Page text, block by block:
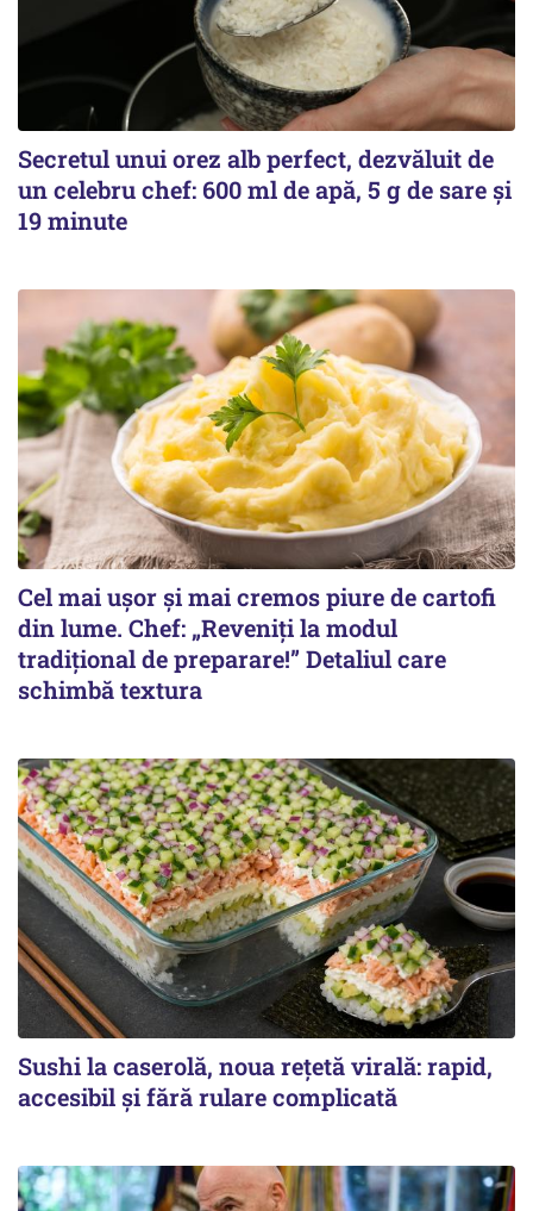
Secretul unui orez alb perfect, dezvăluit de
un celebru chef: 600 ml de apă, 5 g de sare și
19 minute
Cel mai ușor și mai cremos piure de cartofi
din lume. Chef: „Reveniți la modul
tradițional de preparare!” Detaliul care
schimbă textura
Sushi la caserolă, noua rețetă virală: rapid,
accesibil și fără rulare complicată